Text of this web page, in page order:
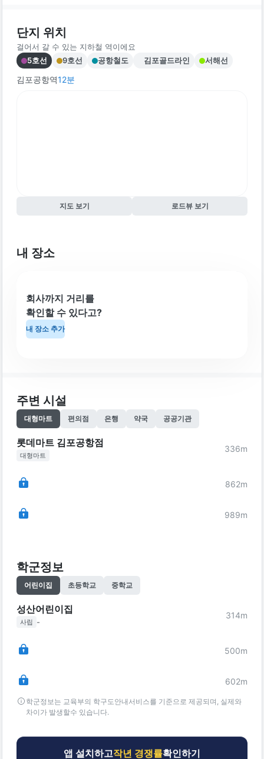
단지 위치
걸어서 갈 수 있는 지하철 역이에요
5호선
9호선 공항철도 김포골드라인 서해선
김포공항역12분
지도 보기 로드뷰 보기
내 장소
회사까지 거리를
확인할 수 있다고?
내 장소 추가
주변 시설
대형마트 편의점 은행 약국 공공기관
롯데마트 김포공항점
대형마트
336m
862m
989m
학군정보
어린이집 초등학교 중학교
성산어린이집
사립 -
314m
500m
602m
학군정보는 교육부의 학구도안내서비스를 기준으로 제공되며, 실제와
차이가 발생할수 있습니다.
앱 설치하고작년 경쟁률확인하기